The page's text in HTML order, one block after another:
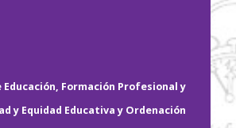
Formación Profesional y
y Equidad Educativa y Ordenación